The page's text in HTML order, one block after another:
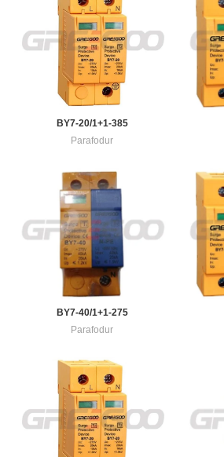
BY7-20/1+1-385
Parafodur
BY7-40/1+1-275
Parafodur